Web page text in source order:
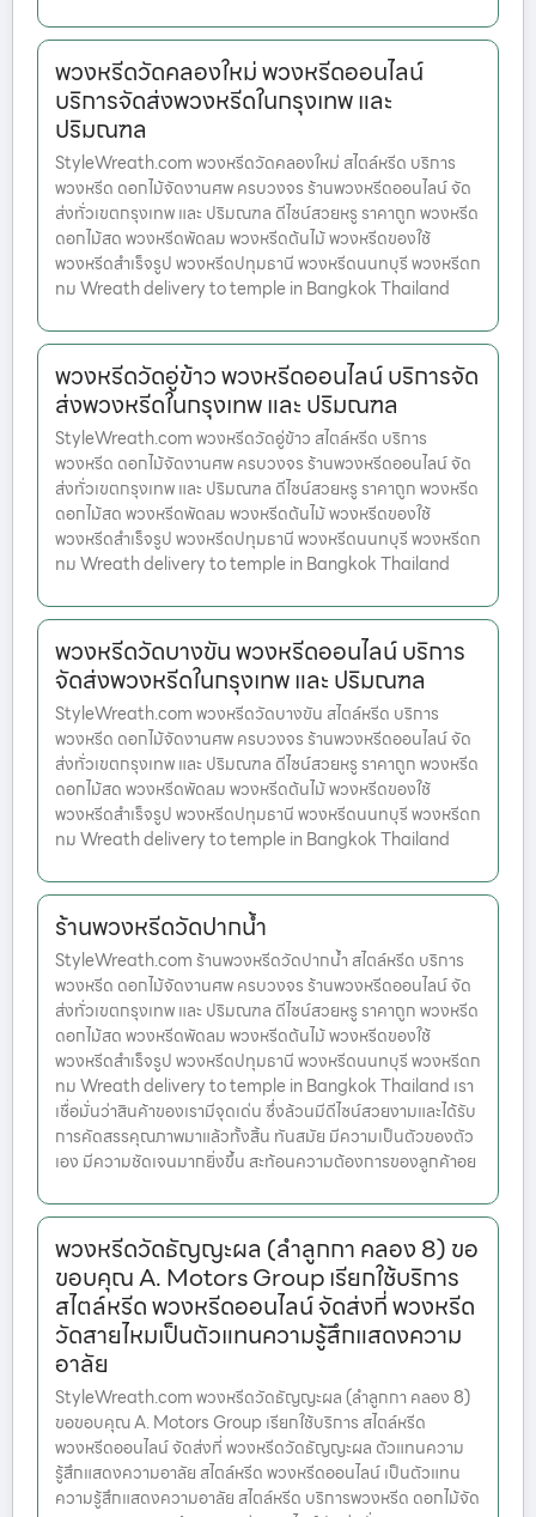
พวงหรีดวัดคลองใหม่ พวงหรีดออนไลน์
บริการจัดส่งพวงหรีดในกรุงเทพ และ
ปริมณฑล
StyleWreath.com พวงหรีดวัดคลองใหม่ สไตล์หรีด บริการ
พวงหรีด ดอกไม้จัดงานศพ ครบวงจร ร้านพวงหรีดออนไลน์ จัด
ส่งทั่วเขตกรุงเทพ และ ปริมณฑล ดีไซน์สวยหรู ราคาถูก พวงหรีด
ดอกไม้สด พวงหรีดพัดลม พวงหรีดต้นไม้ พวงหรีดของใช้
พวงหรีดสำเร็จรูป พวงหรีดปทุมธานี พวงหรีดนนทบุรี พวงหรีดก
ทม Wreath delivery to temple in Bangkok Thailand
พวงหรีดวัดอู่ข้าว พวงหรีดออนไลน์ บริการจัด
ส่งพวงหรีดในกรุงเทพ และ ปริมณฑล
StyleWreath.com พวงหรีดวัดอู่ข้าว สไตล์หรีด บริการ
พวงหรีด ดอกไม้จัดงานศพ ครบวงจร ร้านพวงหรีดออนไลน์ จัด
ส่งทั่วเขตกรุงเทพ และ ปริมณฑล ดีไซน์สวยหรู ราคาถูก พวงหรีด
ดอกไม้สด พวงหรีดพัดลม พวงหรีดต้นไม้ พวงหรีดของใช้
พวงหรีดสำเร็จรูป พวงหรีดปทุมธานี พวงหรีดนนทบุรี พวงหรีดก
ทม Wreath delivery to temple in Bangkok Thailand
พวงหรีดวัดบางขัน พวงหรีดออนไลน์ บริการ
จัดส่งพวงหรีดในกรุงเทพ และ ปริมณฑล
StyleWreath.com พวงหรีดวัดบางขัน สไตล์หรีด บริการ
พวงหรีด ดอกไม้จัดงานศพ ครบวงจร ร้านพวงหรีดออนไลน์ จัด
ส่งทั่วเขตกรุงเทพ และ ปริมณฑล ดีไซน์สวยหรู ราคาถูก พวงหรีด
ดอกไม้สด พวงหรีดพัดลม พวงหรีดต้นไม้ พวงหรีดของใช้
พวงหรีดสำเร็จรูป พวงหรีดปทุมธานี พวงหรีดนนทบุรี พวงหรีดก
ทม Wreath delivery to temple in Bangkok Thailand
ร้านพวงหรีดวัดปากน้ำ
StyleWreath.com ร้านพวงหรีดวัดปากน้ำ สไตล์หรีด บริการ
พวงหรีด ดอกไม้จัดงานศพ ครบวงจร ร้านพวงหรีดออนไลน์ จัด
ส่งทั่วเขตกรุงเทพ และ ปริมณฑล ดีไซน์สวยหรู ราคาถูก พวงหรีด
ดอกไม้สด พวงหรีดพัดลม พวงหรีดต้นไม้ พวงหรีดของใช้
พวงหรีดสำเร็จรูป พวงหรีดปทุมธานี พวงหรีดนนทบุรี พวงหรีดก
ทม Wreath delivery to temple in Bangkok Thailand เรา
เชื่อมั่นว่าสินค้าของเรามีจุดเด่น ซึ่งล้วนมีดีไซน์สวยงามและได้รับ
การคัดสรรคุณภาพมาแล้วทั้งสิ้น ทันสมัย มีความเป็นตัวของตัว
เอง มีความชัดเจนมากยิ่งขึ้น สะท้อนความต้องการของลูกค้าอย
พวงหรีดวัดธัญญะผล (ลําลูกกา คลอง 8) ขอ
ขอบคุณ A. Motors Group เรียกใช้บริการ
สไตล์หรีด พวงหรีดออนไลน์ จัดส่งที่ พวงหรีด
วัดสายไหมเป็นตัวแทนความรู้สึกแสดงความ
อาลัย
StyleWreath.com พวงหรีดวัดธัญญะผล (ลําลูกกา คลอง 8)
ขอขอบคุณ A. Motors Group เรียกใช้บริการ สไตล์หรีด
พวงหรีดออนไลน์ จัดส่งที่ พวงหรีดวัดธัญญะผล ตัวแทนความ
รู้สึกแสดงความอาลัย สไตล์หรีด พวงหรีดออนไลน์ เป็นตัวแทน
ความรู้สึกแสดงความอาลัย สไตล์หรีด บริการพวงหรีด ดอกไม้จัด